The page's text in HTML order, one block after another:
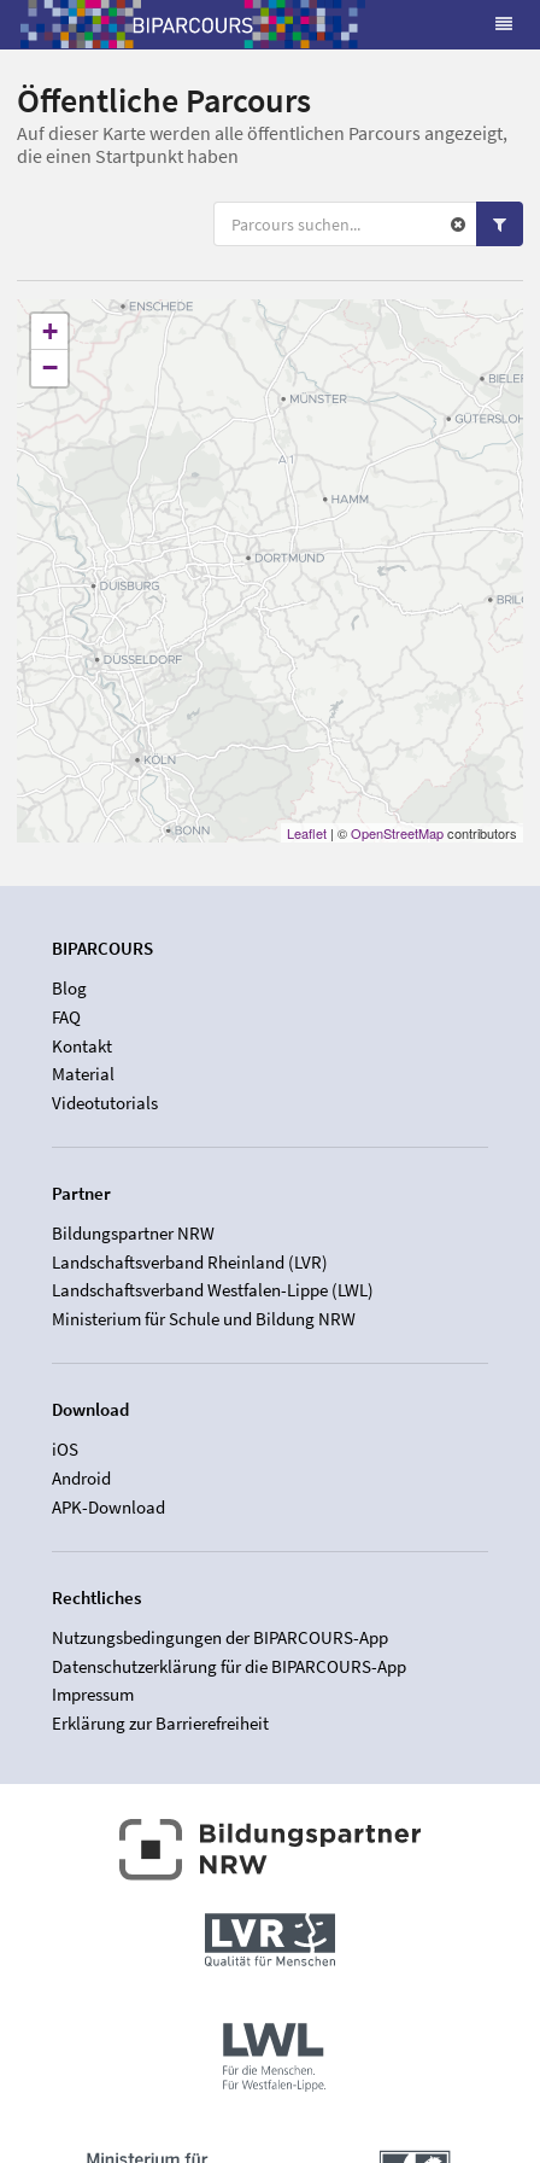
Öffentliche Parcours
Auf dieser Karte werden alle öffentlichen Parcours angezeigt,
die einen Startpunkt haben
+
−
Leaflet | ©OpenStreetMapcontributors
BIPARCOURS
Blog
FAQ
Kontakt
Material
Videotutorials
Partner
Bildungspartner NRW
Landschaftsverband Rheinland (LVR)
Landschaftsverband Westfalen-Lippe (LWL)
Ministerium für Schule und Bildung NRW
Download
iOS
Android
APK-Download
Rechtliches
Nutzungsbedingungen der BIPARCOURS-App
Datenschutzerklärung für die BIPARCOURS-App
Impressum
Erklärung zur Barrierefreiheit